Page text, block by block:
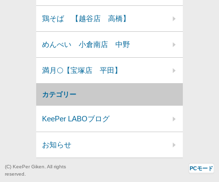
カテゴリー
KeePer LABOブログ
お知らせ
鶏そば 【越谷店 高橋】
めんべい 小倉南店 中野
満月🌕️【宝塚店 平田】
(C) KeePer Giken. All rights
reserved.
PCモード